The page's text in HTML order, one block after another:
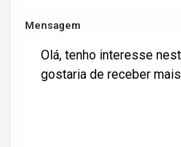
Mensagem